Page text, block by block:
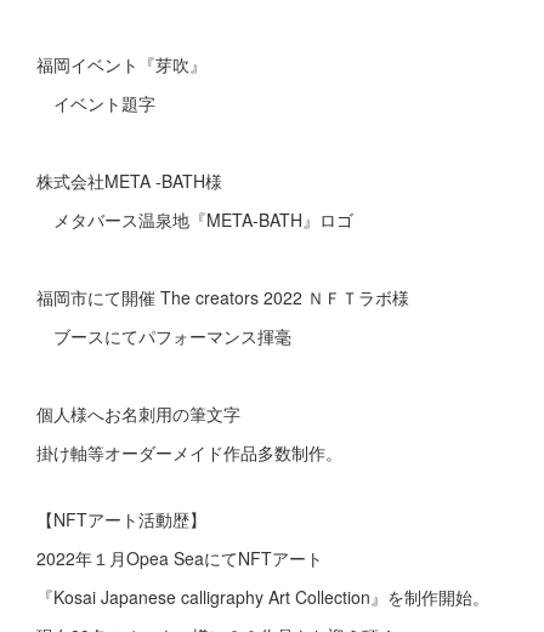
福岡イベント『芽吹』
イベント題字
株式会社META -BATH様
メタバース温泉地『META-BATH』ロゴ
福岡市にて開催 The creators 2022 ＮＦＴラボ様
ブースにてパフォーマンス揮毫
個人様へお名刺用の筆文字
掛け軸等オーダーメイド作品多数制作。
【NFTアート活動歴】
2022年１月Opea SeaにてNFTアート
『Kosai Japanese calligraphy Art Collection』を制作開始。